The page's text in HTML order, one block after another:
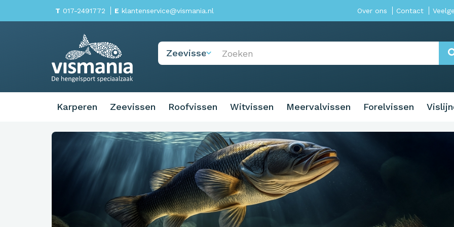
T 017-2491772 E klantenservice@vismania.nl Over ons Contact
Karperen Zeevissen Roofvissen Witvissen Meervalvissen Forelvissen